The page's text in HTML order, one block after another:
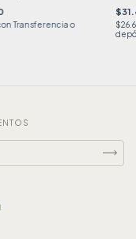
Transferencia o